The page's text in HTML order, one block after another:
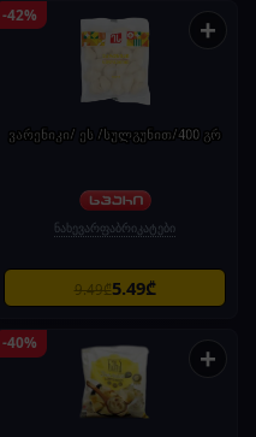
-42% +
ვარენიკი/ ეს /სულგუნით/400 გრ
ნახევარფაბრიკატები
9.49₾5.49₾
-40% +